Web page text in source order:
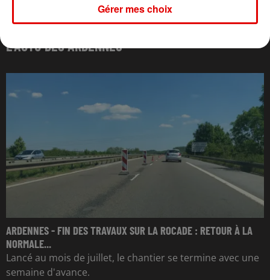
L'ACTU DES ARDENNES
ARDENNES - FIN DES TRAVAUX SUR LA ROCADE : RETOUR À LA
NORMALE...
Lancé au mois de juillet, le chantier se termine avec une
semaine d'avance.
Gérer mes choix